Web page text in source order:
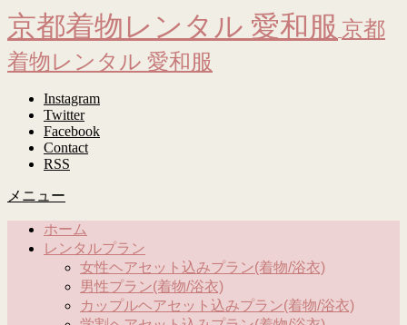
京都着物レンタル 愛和服 京都
着物レンタル 愛和服
Instagram
Twitter
Facebook
Contact
RSS
メニュー
ホーム
レンタルプラン
女性ヘアセット込みプラン(着物/浴衣)
男性プラン(着物/浴衣)
カップルヘアセット込みプラン(着物/浴衣)